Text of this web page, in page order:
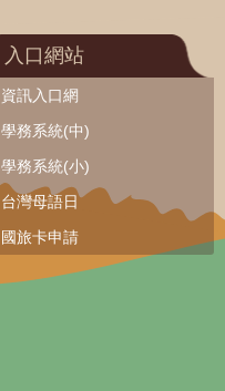
入口網站
資訊入口網
學務系統(中)
學務系統(小)
台灣母語日
國旅卡申請